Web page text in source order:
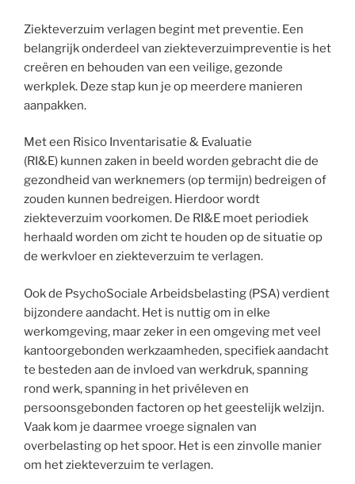
Ziekteverzuim verlagen begint met preventie. Een
belangrijk onderdeel van ziekteverzuimpreventie is het
creëren en behouden van een veilige, gezonde
werkplek. Deze stap kun je op meerdere manieren
aanpakken.
Met een Risico Inventarisatie & Evaluatie
(RI&E) kunnen zaken in beeld worden gebracht die de
gezondheid van werknemers (op termijn) bedreigen of
zouden kunnen bedreigen. Hierdoor wordt
ziekteverzuim voorkomen. De RI&E moet periodiek
herhaald worden om zicht te houden op de situatie op
de werkvloer en ziekteverzuim te verlagen.
Ook de PsychoSociale Arbeidsbelasting (PSA) verdient
bijzondere aandacht. Het is nuttig om in elke
werkomgeving, maar zeker in een omgeving met veel
kantoorgebonden werkzaamheden, specifiek aandacht
te besteden aan de invloed van werkdruk, spanning
rond werk, spanning in het privéleven en
persoonsgebonden factoren op het geestelijk welzijn.
Vaak kom je daarmee vroege signalen van
overbelasting op het spoor. Het is een zinvolle manier
om het ziekteverzuim te verlagen.